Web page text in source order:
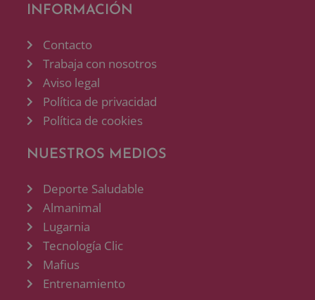
INFORMACIÓN
Contacto
Trabaja con nosotros
Aviso legal
Política de privacidad
Política de cookies
NUESTROS MEDIOS
Deporte Saludable
Almanimal
Lugarnia
Tecnología Clic
Mafius
Entrenamiento